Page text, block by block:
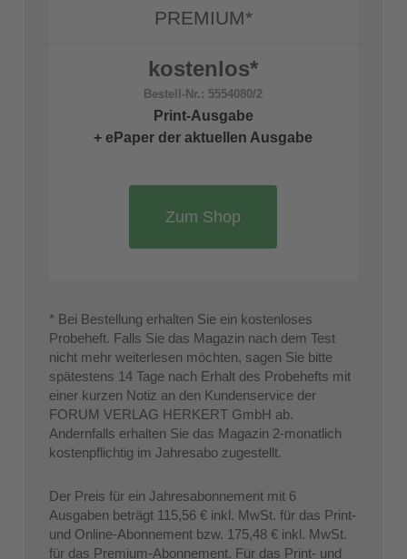
PREMIUM*
kostenlos*
Bestell-Nr.: 5554080/2
Print-Ausgabe
+ePaper der aktuellen Ausgabe
Zum Shop
* Bei Bestellung erhalten Sie ein kostenloses
Probeheft. Falls Sie das Magazin nach dem Test
nicht mehr weiterlesen möchten, sagen Sie bitte
spätestens 14 Tage nach Erhalt des Probehefts mit
einer kurzen Notiz an den Kundenservice der
FORUM VERLAG HERKERT GmbH ab.
Andernfalls erhalten Sie das Magazin 2-monatlich
kostenpflichtig im Jahresabo zugestellt.
Der Preis für ein Jahresabonnement mit 6
Ausgaben beträgt 115,56 € inkl. MwSt. für das Print-
und Online-Abonnement bzw. 175,48 € inkl. MwSt.
für das Premium-Abonnement. Für das Print- und